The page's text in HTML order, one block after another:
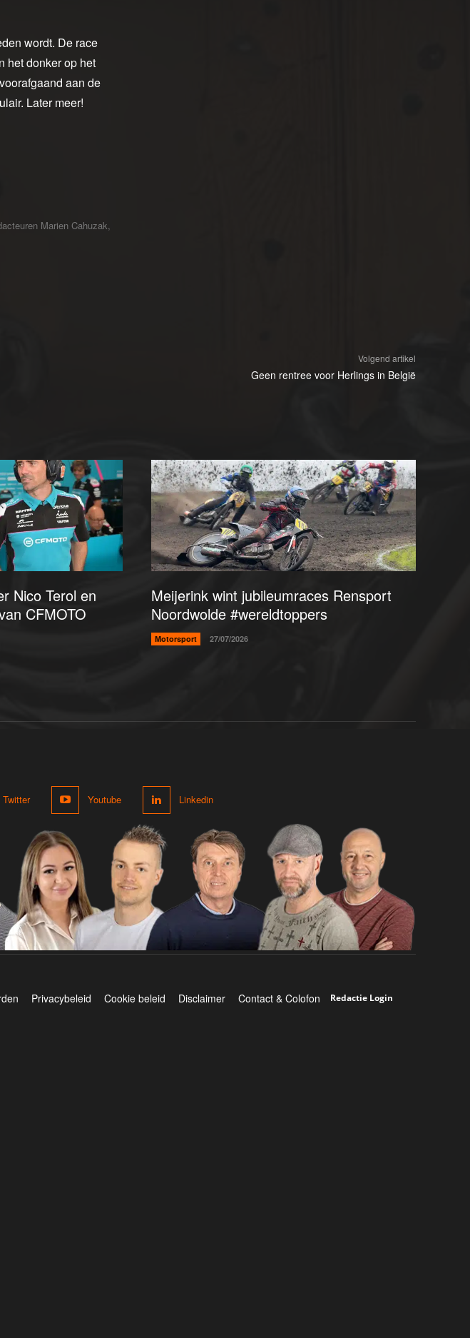
wordt. De race
het donker op het
aan de
Later meer!
Marien Cahuzak,
Volgend artikel
Geen rentree voor Herlings in België
Nico Terol en
CFMOTO
Meijerink wint jubileumraces Rensport
Noordwolde #wereldtoppers
Motorsport 27/07/2026
Twitter Youtube Linkedin
Privacybeleid Cookie beleid Disclaimer Contact & Colofon Redactie Login